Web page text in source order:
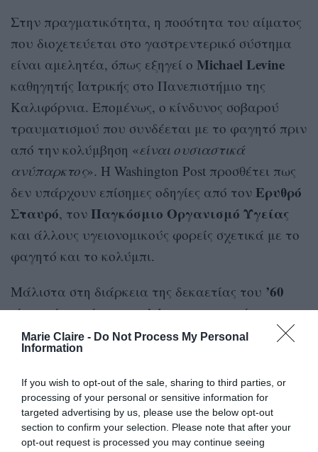
Marie Claire - Do Not Process My Personal
Information
If you wish to opt-out of the sale, sharing to third parties, or
processing of your personal or sensitive information for
targeted advertising by us, please use the below opt-out
section to confirm your selection. Please note that after your
opt-out request is processed you may continue seeing
Στην πραγματικότητα, η ποσότητα του αίματος
που διοχετεύεται στο γαστρεντερικό σύστημα
είναι αμελητέα, όπως εξηγεί ο Michael Levine
καθηγητής Ιατρικής στο Πανεπιστήμιο της
Καλιφόρνια. Επομένως, ο κίνδυνος σοβαρού
τραυματισμού που συνδέεται με το φαγητό πριν
από την κολύμβηση «είναι ουσιαστικά
ανύπαρκτος». Η Washington Post προσθέτει πως
δεν υπάρχουν επίσημες οδηγίες από τον Ερυθρό
Σταυρό, τον Παγκόσμιο Οργανισμό Υγείας
και άλλους υγειονομικούς φορείς σχετικά με το
φαγητό και το κολύμπι.
Μάλιστα στη διάρκεια της δεκαετίας του ’60
είχαν γίνει κάποιεςμελέτεςγια τη σχέση
φαγητού και κολύμβησης που επίσης δεν έδειξαν
αυξημένο κίνδυνο πνιγμού. Ενδεικτικά, σε μια
από αυτές, όπου24 κολυμβητέςπερίμεναν από
30 λεπτά έωςδύο ώρεςμετά από ένα ελαφρύ
γεύμα προτού βουτήξουν στο νερό δεν
ανέφεραν ανεπιθύμητες ενέργειες από το